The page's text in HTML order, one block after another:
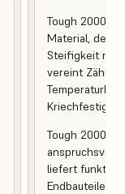
Tough 2000
Material,
Steifigkeit mit
vereint
Tough 2000
liefert
Endbauteile,